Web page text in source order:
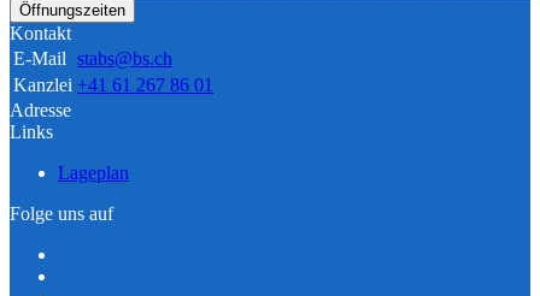
Öffnungszeiten
Kontakt
E-Mail stabs@bs.ch
Kanzlei +41 61 267 86 01
Adresse
Links
Lageplan
Folge uns auf